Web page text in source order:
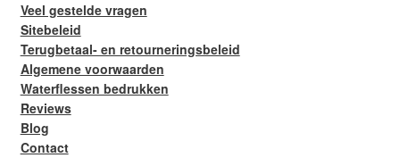
Veel gestelde vragen
Sitebeleid
Terugbetaal- en retourneringsbeleid
Algemene voorwaarden
Waterflessen bedrukken
Reviews
Blog
Contact